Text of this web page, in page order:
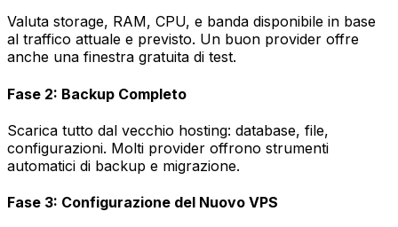
Valuta storage, RAM, CPU, e banda disponibile in base
al traffico attuale e previsto. Un buon provider offre
anche una finestra gratuita di test.
Fase 2: Backup Completo
Scarica tutto dal vecchio hosting: database, file,
configurazioni. Molti provider offrono strumenti
automatici di backup e migrazione.
Fase 3: Configurazione del Nuovo VPS